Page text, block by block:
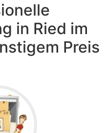
in Ried im
Preis